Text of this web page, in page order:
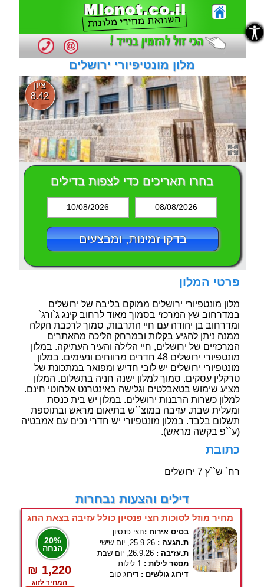
מלון מונטיפיורי ירושלים
ציון
8.42
בחרו תאריכים כדי לצפות בדילים
10/08/2026 08/08/2026
בדקו זמינות, ומבצעים
פרטי המלון
מלון מונטפיורי ירושלים ממוקם בליבה של ירושלים
במדרחוב שץ המרכזי בסמוך מאוד לרחוב קינג ג`ורג`
ומדרחוב בן יהודה עם חיי התרבות, סמוך לרכבת הקלה
ממנה ניתן להגיע בקלות ובמרחק הליכה מהאתרים
המרכזיים של ירושלים, חיי הלילה והעיר העתיקה. במלון
מונטפיורי ירושלים 48 חדרים מרווחים ונעימים. במלון
מונטפיורי ירושלים יש לובי חדיש ומפואר במתכונת של
טרקלין עסקים. סמוך למלון ישנה חניה בתשלום. המלון
מציע שימוש בטאבלטים וגלישה באינטרנט אלחוטי חינם.
למלון כשרות הרבנות ירושלים. במלון יש בית כנסת
ומעלית שבת. עזיבה במוצ``ש בתיאום מראש ובתוספת
תשלום בלבד. במלון מונטפיורי יש חדרי נכים עם אמבטיה
(ע``פ בקשה מראש).
כתובת
רח` ש``ץ 7 ירושלים
דילים והצעות נבחרות
מחיר מוזל לסוכות חצי פנסיון כולל עזיבה בצאת החג
20%
הנחה
₪ 1,220
המחיר לזוג
בסיס אירוח :חצי פנסיון
ת.הגעה : 25.9.26, יום שישי
ת.עזיבה : 26.9.26, יום שבת
מספר לילות : 1 לילות
דירוג גולשים : דירוג טוב
נגישות
נגישות